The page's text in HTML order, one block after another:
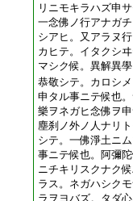
リニモキラハズ申
一念佛ノ行アナガ
シアヒ。又アラヌ
カヒテ。イタクシ
マシク候。異解異
恭敬シテ。カロシ
申タル事ニテ候也
樂ヲネガヒ念佛ヲ
塵刹ノ外ノ人ナリ
シテ。一佛淨土ニ
事ニテ候也。阿彌
ニチキリスクナク
ラス。ネガハシク
ラヲヨバズ。タダ